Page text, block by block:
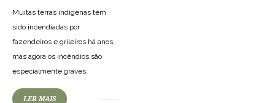
Muitas terras indígenas têm
sido incendiadas por
fazendeiros e grileiros há anos,
mas agora os incêndios são
especialmente graves.
LER MAIS